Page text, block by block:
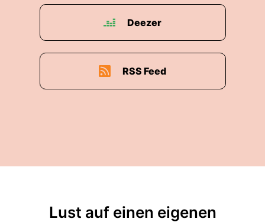
Deezer
RSS Feed
Lust auf einen eigenen